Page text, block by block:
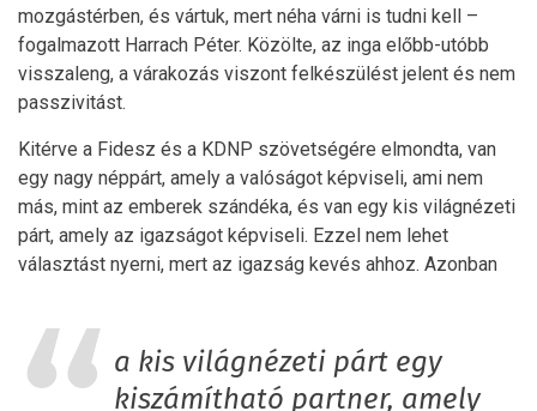
mozgástérben, és vártuk, mert néha várni is tudni kell –
fogalmazott Harrach Péter. Közölte, az inga előbb-utóbb
visszaleng, a várakozás viszont felkészülést jelent és nem
passzivitást.
Kitérve a Fidesz és a KDNP szövetségére elmondta, van
egy nagy néppárt, amely a valóságot képviseli, ami nem
más, mint az emberek szándéka, és van egy kis világnézeti
párt, amely az igazságot képviseli. Ezzel nem lehet
választást nyerni, mert az igazság kevés ahhoz. Azonban
a kis világnézeti párt egy
kiszámítható partner, amely